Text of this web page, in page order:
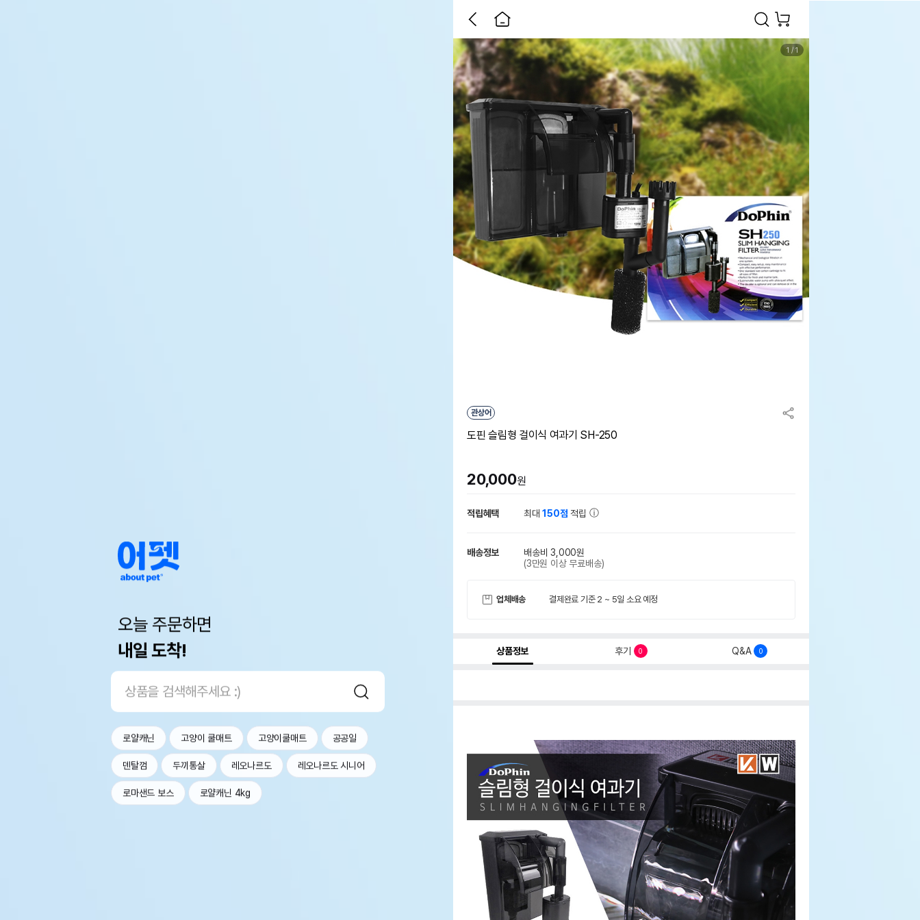
오늘 주문하면
내일 도착!
로얄캐닌 고양이 쿨매트 고양이쿨매트 공공일
덴탈껌 두끼통살 레오나르도 레오나르도 시니어
로마샌드 보스 로얄캐닌 4kg
1 /1
관상어
도핀 슬림형 걸이식 여과기 SH-250
20,000원
적립혜택 최대150점 적립
배송정보
배송비 3,000원
(3만원 이상 무료배송)
업체배송 결제완료 기준 2 ~ 5일 소요 예정
상품정보 후기 0 Q&A 0